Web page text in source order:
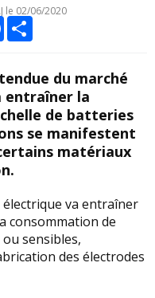
le 02/06/2020
Facebook
du marché
entraîner la
de batteries
se manifestent
matériaux
va entraîner
consommation de
sensibles,
des électrodes